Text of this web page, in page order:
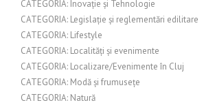
CATEGORIA: Inovație și Tehnologie
CATEGORIA: Legislație și reglementări edilitare
CATEGORIA: Lifestyle
CATEGORIA: Localități și evenimente
CATEGORIA: Localizare/Evenimente în Cluj
CATEGORIA: Modă și frumusețe
CATEGORIA: Natură